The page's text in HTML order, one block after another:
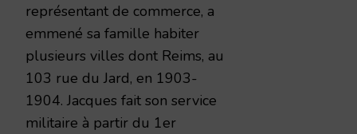
représentant de commerce, a
emmené sa famille habiter
plusieurs villes dont Reims, au
103 rue du Jard, en 1903-
1904. Jacques fait son service
militaire à partir du 1er